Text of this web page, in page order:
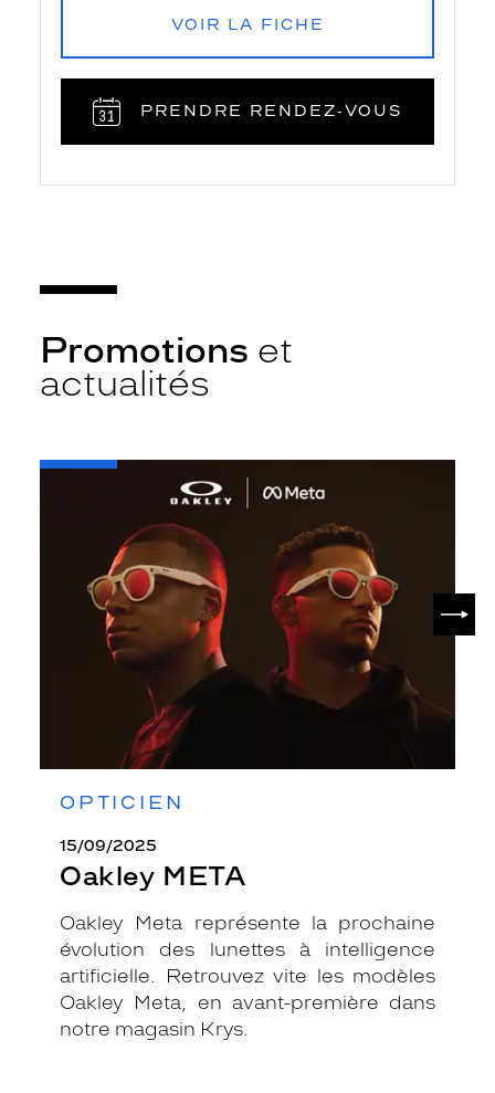
VOIR LA FICHE
PRENDRE RENDEZ‑VOUS
Promotions et
actualités
OPTICIEN
15/09/2025
Oakley META
Oakley Meta représente la prochaine
évolution des lunettes à intelligence
artificielle. Retrouvez vite les modèles
Oakley Meta, en avant-première dans
notre magasin Krys.
-